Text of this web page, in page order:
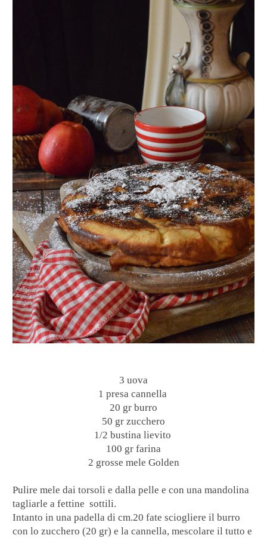
3 uova
1 presa cannella
20 gr burro
50 gr zucchero
1/2 bustina lievito
100 gr farina
2 grosse mele Golden
Pulire mele dai torsoli e dalla pelle e con una mandolina
tagliarle a fettine sottili.
Intanto in una padella di cm.20 fate sciogliere il burro
con lo zucchero (20 gr) e la cannella, mescolare il tutto e